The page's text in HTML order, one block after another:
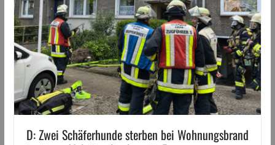
D: Zwei Schäferhunde sterben bei Wohnungsbrand